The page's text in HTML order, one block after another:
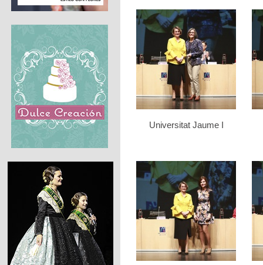
Universitat Jaume I